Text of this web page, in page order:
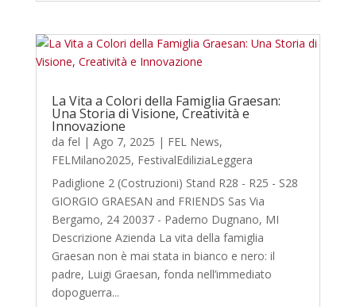
La Vita a Colori della Famiglia Graesan:
Una Storia di Visione, Creatività e
Innovazione
da fel | Ago 7, 2025 | FEL News,
FELMilano2025, FestivalEdiliziaLeggera
Padiglione 2 (Costruzioni) Stand R28 - R25 - S28
GIORGIO GRAESAN and FRIENDS Sas Via
Bergamo, 24 20037 - Paderno Dugnano, MI
Descrizione Azienda La vita della famiglia
Graesan non è mai stata in bianco e nero: il
padre, Luigi Graesan, fonda nell’immediato
dopoguerra...